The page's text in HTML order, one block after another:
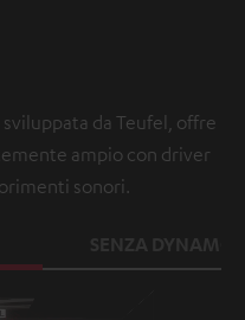
da Teufel, offre
ampio con driver
sonori.